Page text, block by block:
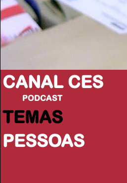
CANAL CES
PODCAST
TEMAS
PESSOAS